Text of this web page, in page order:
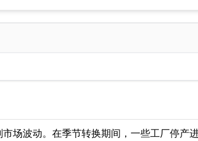
市场波动。在季节转换期间，一些工厂停产